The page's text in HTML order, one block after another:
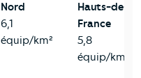
Nord
6,1
équip/km²
Hauts-de-
France
5,8
équip/km²